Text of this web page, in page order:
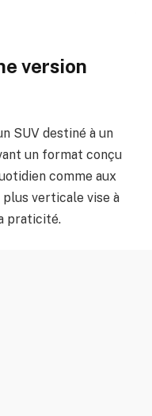
version
SUV destiné à un
un format conçu
comme aux
verticale vise à
praticité.